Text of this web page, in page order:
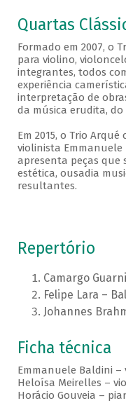
Quartas
Formado em 2007, o
para violino,
integrantes, todos
experiência
interpretação de
da música erudita,
Em 2015, o Trio
violinista Emmanuele
apresenta peças que
estética, ousadia
resultantes.
Repertório
Camargo
Felipe Lara –
Johannes
Ficha técnica
Emmanuele Baldini –
Heloísa Meirelles –
Horácio Gouveia –